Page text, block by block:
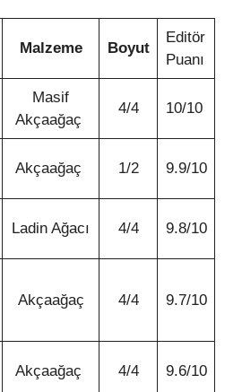
Malzeme Boyut
Editör
Puanı
Masif
Akçaağaç
4/4 10/10
Akçaağaç 1/2 9.9/10
Ladin Ağacı 4/4 9.8/10
Akçaağaç 4/4 9.7/10
Akçaağaç 4/4 9.6/10